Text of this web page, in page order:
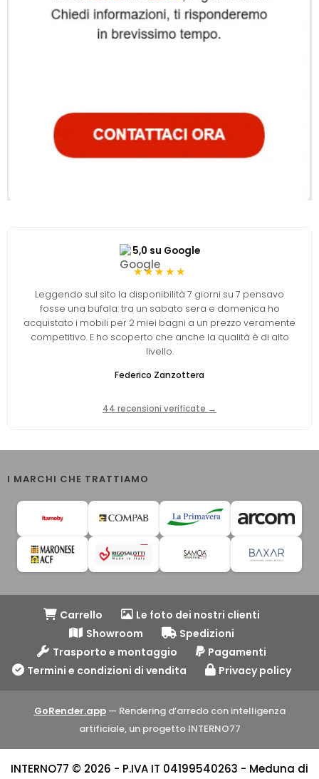
5,0 su Google
★★★★★
Leggendo sul sito la disponibilità 7 giorni su 7 pensavo
fosse una bufala: tra un sabato sera e domenica ho
acquistato i mobili per 2 miei bagni a un prezzo veramente
competitivo. E ho scoperto che anche la qualità è di alto
livello.
Federico Zanzottera
44 recensioni verificate →
I MARCHI CHE TRATTIAMO
Carrello
Le foto dei nostri clienti
Showroom
Spedizioni
Trasporto e montaggio
Pagamenti
Termini e condizioni di vendita
Privacy policy
GoRender.app— Rendering d’arredo con intelligenza
artificiale, un progetto INTERNO77
INTERNO77 © 2026 - P.IVA IT 04199540263 - Meduna di